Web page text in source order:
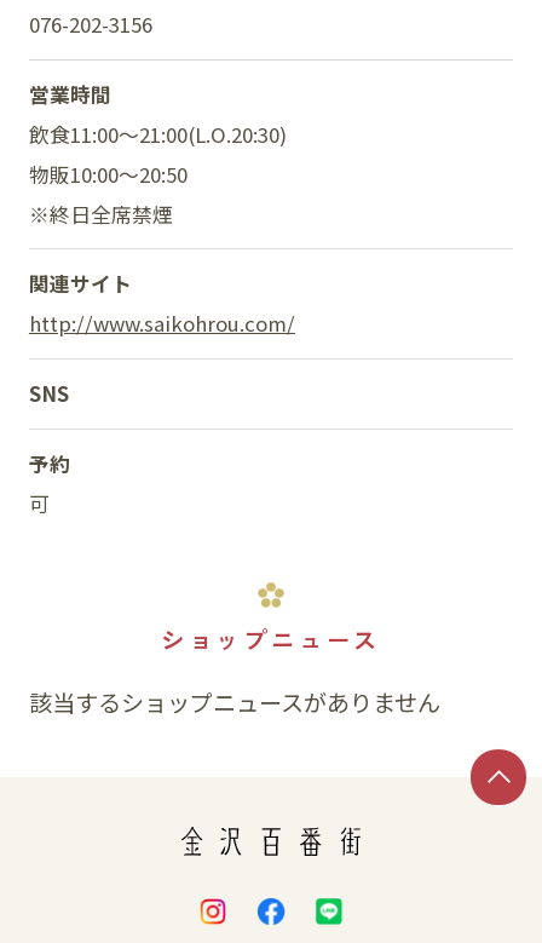
076-202-3156
営業時間
飲食11:00～21:00(L.O.20:30)
物販10:00～20:50
※終日全席禁煙
関連サイト
http://www.saikohrou.com/
SNS
予約
可
ショップニュース
該当するショップニュースがありません